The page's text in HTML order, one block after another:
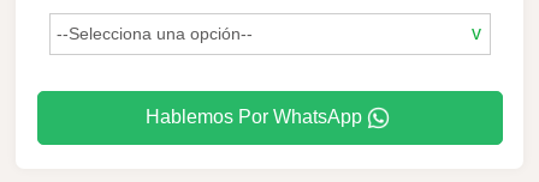
Hablemos Por WhatsApp